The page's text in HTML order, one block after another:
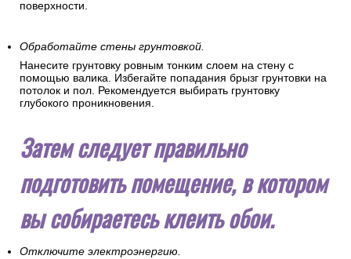
поверхности.
Обработайте стены грунтовкой.
Нанесите грунтовку ровным тонким слоем на стену с
помощью валика. Избегайте попадания брызг грунтовки на
потолок и пол. Рекомендуется выбирать грунтовку
глубокого проникновения.
Затем следует правильно
подготовить помещение, в котором
вы собираетесь клеить обои.
Отключите электроэнергию.